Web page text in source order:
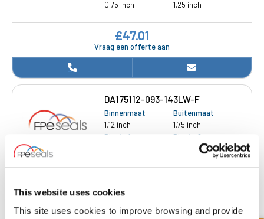
This website uses cookies
This site uses cookies to improve browsing and provide
0.75 inch
1.25 inch
Vraag een offerte aan
£47.01
DA175112-093-143LW-F
Binnenmaat
1.12 inch
Buitenmaat
1.75 inch
Diepte 1
Diepte 2
1.43 inch
75 Voorraad